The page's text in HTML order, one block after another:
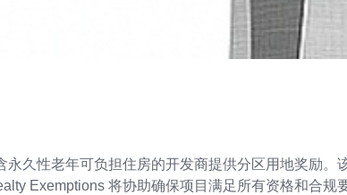
久性老年可负担住房的开发商提供分区用地奖励
Exemptions 将协助确保项目满足所有资格和合规